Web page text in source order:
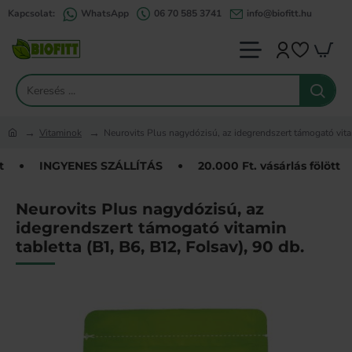
Kapcsolat: WhatsApp 06 70 585 3741 info@biofitt.hu
Keresés
Vitaminok Neurovits Plus nagydózisú, az idegrendszert támogató
INGYENES SZÁLLÍTÁS 20.000 Ft. vásárlás fölött
Neurovits Plus nagydózisú, az
idegrendszert támogató vitamin
tabletta (B1, B6, B12, Folsav), 90 db.